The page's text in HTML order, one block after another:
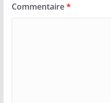
Commentaire*